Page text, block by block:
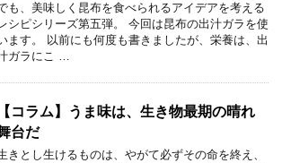
も、美味しく昆布を食べられるアイデアを考える
シピシリーズ第五弾。 今回は昆布の出汁ガラを使
ます。 以前にも何度も書きましたが、栄養は、出
ガラにこ …
【コラム】うま味は、生き物最期の晴れ
台だ
きとし生けるものは、やがて必ずその命を終え、